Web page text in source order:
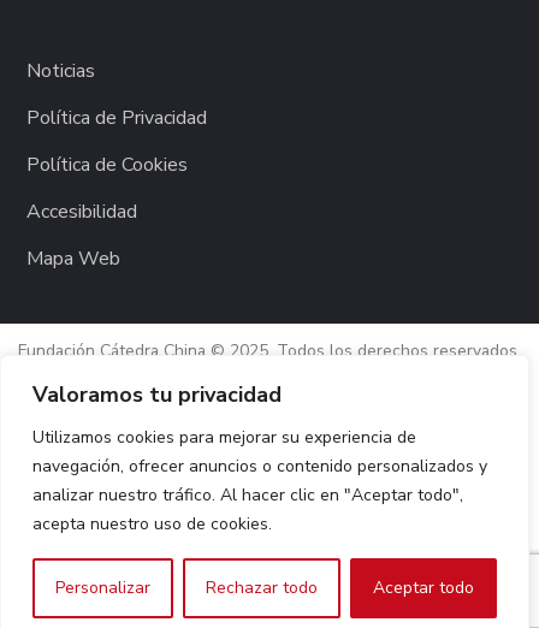
Valoramos tu privacidad
Utilizamos cookies para mejorar su experiencia de
navegación, ofrecer anuncios o contenido personalizados y
analizar nuestro tráfico. Al hacer clic en "Aceptar todo",
acepta nuestro uso de cookies.
Personalizar Rechazar todo Aceptar todo
Noticias
Política de Privacidad
Política de Cookies
Accesibilidad
Mapa Web
Fundación Cátedra China © 2025. Todos los derechos reservados.
Diseño web: Hitech Informática